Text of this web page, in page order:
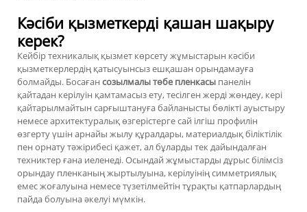
Кәсіби қызметкерді қашан шақыру
керек?
Кейбір техникалық қызмет көрсету жұмыстарын кәсіби
қызметкерлердің қатысуынсыз ешқашан орындамауға
болмайды. Босаған созылмалы төбе пленкасы панелін
қайтадан керілуін қамтамасыз ету, тесілген жерді жөндеу, кері
қайтарылмайтын сарғыштануға байланысты бөлікті ауыстыру
немесе архитектуралық өзгерістерге сай ілгіш профилін
өзгерту үшін арнайы жылу құралдары, материалдық біліктілік
пен орнату тәжірибесі қажет, ал бұларды тек дайындалған
техниктер ғана иеленеді. Осындай жұмыстарды дұрыс білімсіз
орындау пленканың жыртылуына, керілуінің симметриялық
емес жоғалуына немесе түзетілмейтін тұрақты қатпарлардың
пайда болуына әкелуі мүмкін.